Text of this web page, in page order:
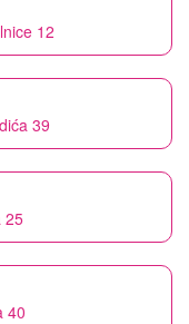
12
39
25
40